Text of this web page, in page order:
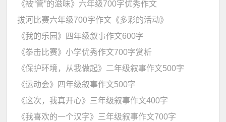
《被“管”的滋味》六年级700字优秀作文
拔河比赛六年级700字作文《多彩的活动》
《我的乐园》四年级叙事作文600字
《拳击比赛》小学优秀作文700字赏析
《保护环境，从我做起》二年级叙事作文500字
《运动会》四年级叙事作文500字
《这次，我真开心》三年级叙事作文400字
《我喜欢的一个汉字》三年级叙事作文700字